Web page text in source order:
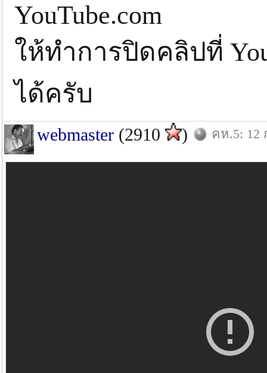
YouTube.com
ให้ทำการปิดคลิปที่
ได้ครับ
webmaster (2910 ) คห.5: 12